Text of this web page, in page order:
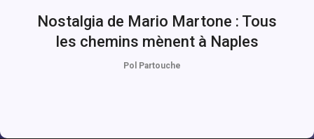
Nostalgia de Mario Martone : Tous
les chemins mènent à Naples
Pol Partouche